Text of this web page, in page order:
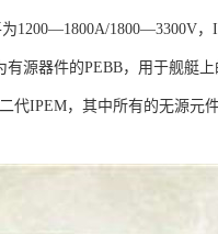
1200—1800A/1800—3300V
源器件的PEBB，用于舰艇
代IPEM，其中所有的无源元